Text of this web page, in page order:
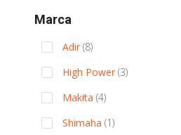
Marca
Adir 8
items
High Power 3
items
Makita 4
items
Shimaha 1
item